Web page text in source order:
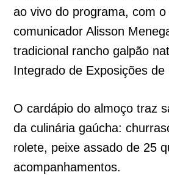
ao vivo do programa, com
comunicador Alisson
tradicional rancho galpão
Integrado de Exposições de
O cardápio do almoço traz
da culinária gaúcha:
rolete, peixe assado de 25
acompanhamentos.